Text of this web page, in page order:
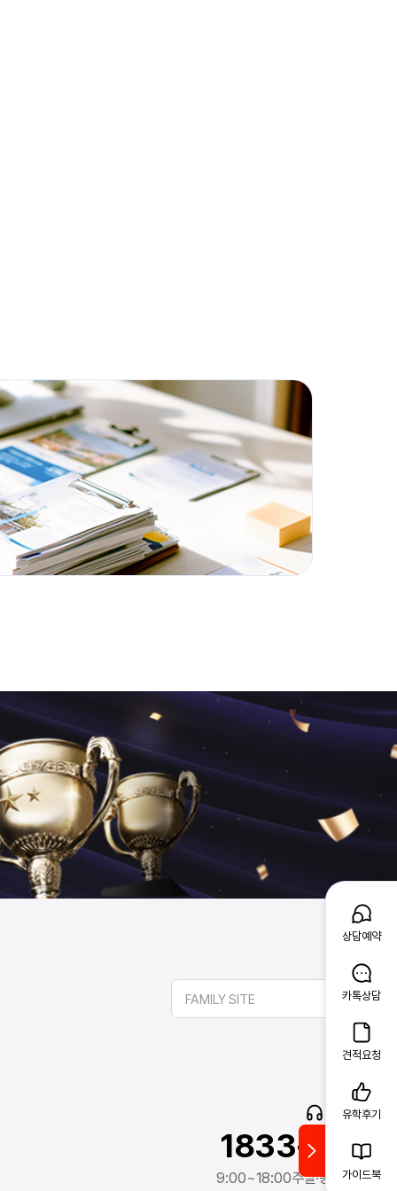
상담예약
카톡상담
견적요청
유학후기
가이드북
FAMILY SITE
고객문의
1833-2341
9:00~18:00주말·공휴일 제외